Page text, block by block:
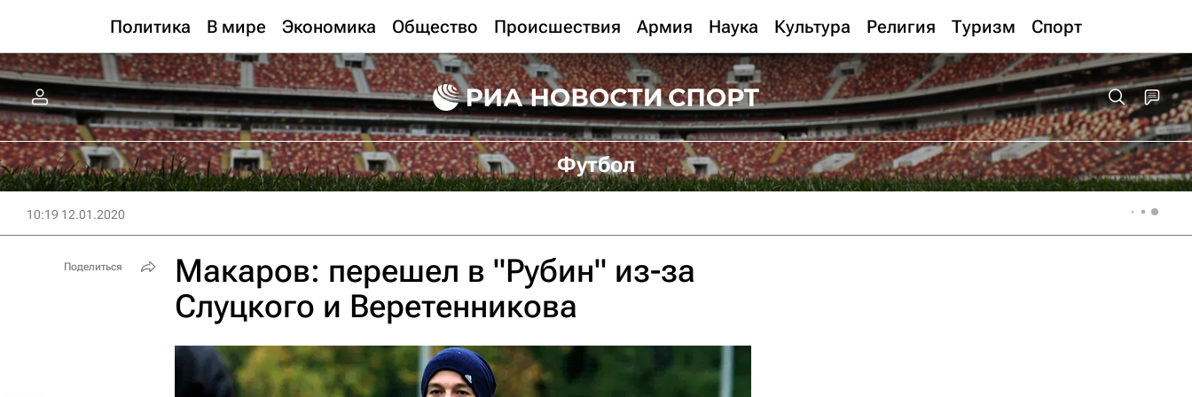
Политика В мире Экономика Общество Происшествия Армия Наука Культура Религия Туризм Спорт
Футбол
10:19 12.01.2020
Макаров: перешел в "Рубин" из-за
Слуцкого и Веретенникова
Поделиться